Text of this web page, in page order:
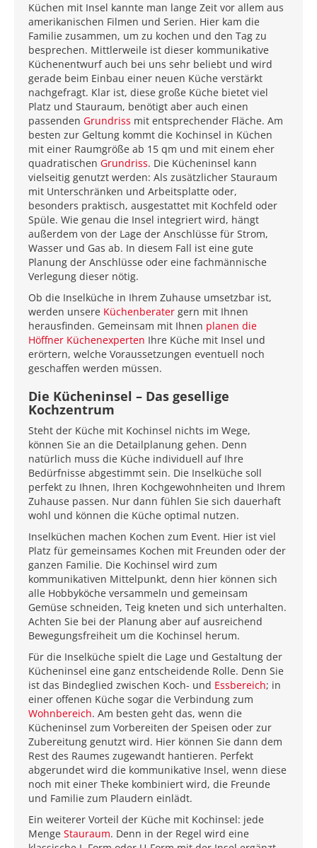
Küchen mit Insel kannte man lange Zeit vor allem aus
amerikanischen Filmen und Serien. Hier kam die
Familie zusammen, um zu kochen und den Tag zu
besprechen. Mittlerweile ist dieser kommunikative
Küchenentwurf auch bei uns sehr beliebt und wird
gerade beim Einbau einer neuen Küche verstärkt
nachgefragt. Klar ist, diese große Küche bietet viel
Platz und Stauraum, benötigt aber auch einen
passenden Grundriss mit entsprechender Fläche. Am
besten zur Geltung kommt die Kochinsel in Küchen
mit einer Raumgröße ab 15 qm und mit einem eher
quadratischen Grundriss. Die Kücheninsel kann
vielseitig genutzt werden: Als zusätzlicher Stauraum
mit Unterschränken und Arbeitsplatte oder,
besonders praktisch, ausgestattet mit Kochfeld oder
Spüle. Wie genau die Insel integriert wird, hängt
außerdem von der Lage der Anschlüsse für Strom,
Wasser und Gas ab. In diesem Fall ist eine gute
Planung der Anschlüsse oder eine fachmännische
Verlegung dieser nötig.
Ob die Inselküche in Ihrem Zuhause umsetzbar ist,
werden unsere Küchenberater gern mit Ihnen
herausfinden. Gemeinsam mit Ihnen planen die
Höffner Küchenexperten Ihre Küche mit Insel und
erörtern, welche Voraussetzungen eventuell noch
geschaffen werden müssen.
Die Kücheninsel – Das gesellige
Kochzentrum
Steht der Küche mit Kochinsel nichts im Wege,
können Sie an die Detailplanung gehen. Denn
natürlich muss die Küche individuell auf Ihre
Bedürfnisse abgestimmt sein. Die Inselküche soll
perfekt zu Ihnen, Ihren Kochgewohnheiten und Ihrem
Zuhause passen. Nur dann fühlen Sie sich dauerhaft
wohl und können die Küche optimal nutzen.
Inselküchen machen Kochen zum Event. Hier ist viel
Platz für gemeinsames Kochen mit Freunden oder der
ganzen Familie. Die Kochinsel wird zum
kommunikativen Mittelpunkt, denn hier können sich
alle Hobbyköche versammeln und gemeinsam
Gemüse schneiden, Teig kneten und sich unterhalten.
Achten Sie bei der Planung aber auf ausreichend
Bewegungsfreiheit um die Kochinsel herum.
Für die Inselküche spielt die Lage und Gestaltung der
Kücheninsel eine ganz entscheidende Rolle. Denn Sie
ist das Bindeglied zwischen Koch- und Essbereich; in
einer offenen Küche sogar die Verbindung zum
Wohnbereich. Am besten geht das, wenn die
Kücheninsel zum Vorbereiten der Speisen oder zur
Zubereitung genutzt wird. Hier können Sie dann dem
Rest des Raumes zugewandt hantieren. Perfekt
abgerundet wird die kommunikative Insel, wenn diese
noch mit einer Theke kombiniert wird, die Freunde
und Familie zum Plaudern einlädt.
Ein weiterer Vorteil der Küche mit Kochinsel: jede
Menge Stauraum. Denn in der Regel wird eine